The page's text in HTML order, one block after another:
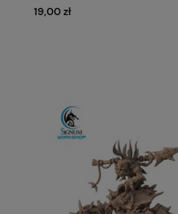
19,00 zł